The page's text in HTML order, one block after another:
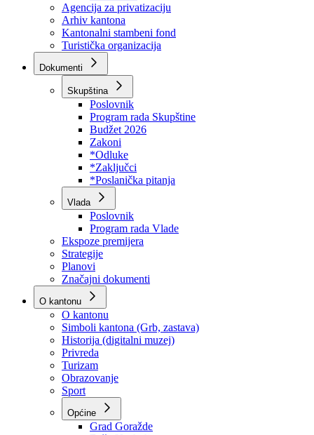
Javna preduzeća
BPK šume
RTV BPK
Agencija za privatizaciju
Arhiv kantona
Kantonalni stambeni fond
Turistička organizacija
Dokumenti
Skupština
Poslovnik
Program rada Skupštine
Budžet 2026
Zakoni
*Odluke
*Zaključci
*Poslanička pitanja
Vlada
Poslovnik
Program rada Vlade
Ekspoze premijera
Strategije
Planovi
Značajni dokumenti
O kantonu
O kantonu
Simboli kantona (Grb, zastava)
Historija (digitalni muzej)
Privreda
Turizam
Obrazovanje
Sport